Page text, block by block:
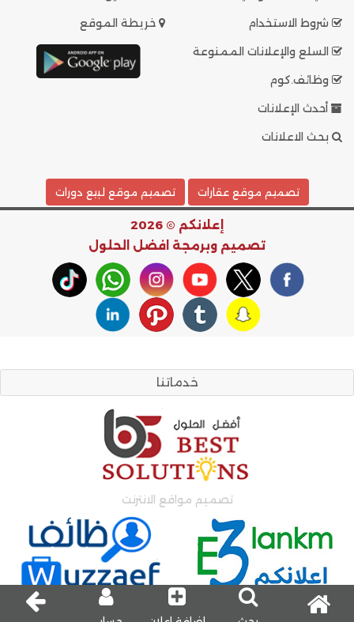
شروط الاستخدام
السلع والإعلانات الممنوعة
وظائف.كوم
أحدث الإعلانات
بحث الاعلانات
خريطة الموقع
تصميم موقع عقارات تصميم موقع لبيع دورات
إعلانكم © 2026
تصميم وبرمجة افضل الحلول
خدماتنا
تصميم مواقع الانترنت
اعلانات مبوبة اعلانات وظائف